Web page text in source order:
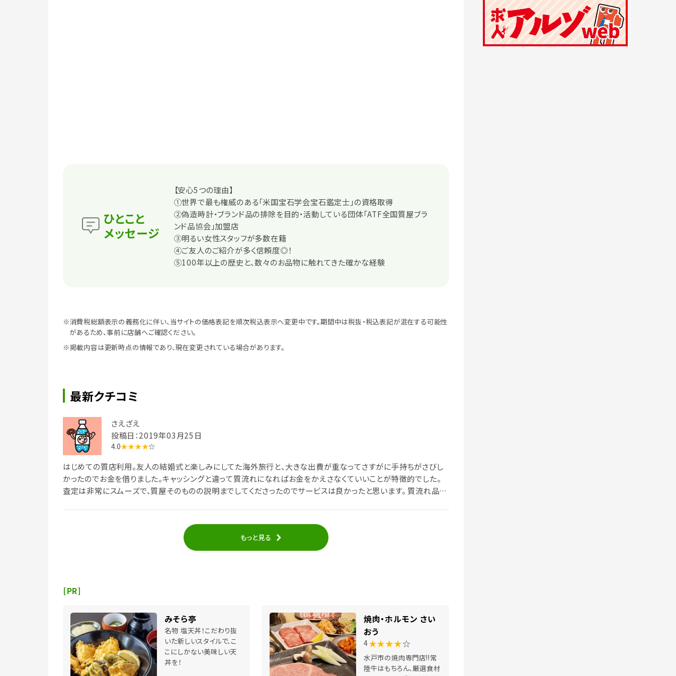
ひとこと
メッセージ
【安心5つの理由】
①世界で最も権威のある「米国宝石学会宝石鑑定士」の資格取得
②偽造時計・ブランド品の排除を目的・活動している団体「ATF全国質屋ブラ
ンド品協会」加盟店
③明るい女性スタッフが多数在籍
④ご友人のご紹介が多く信頼度◎！
⑤100年以上の歴史と、数々のお品物に触れてきた確かな経験
※消費税総額表示の義務化に伴い、当サイトの価格表記を順次税込表示へ変更中です。期間中は税抜・税込表記が混在する可能性
があるため、事前に店舗へご確認ください。
※掲載内容は更新時点の情報であり、現在変更されている場合があります。
最新クチコミ
さえざえ
投稿日：2019年03月25日
4.0★★★★☆
はじめての質店利用。友人の結婚式と楽しみにしてた海外旅行と、大きな出費が重なってさすがに手持ちがさびし
かったのでお金を借りました。キャッシングと違って質流れになればお金をかえさなくていいことが特徴的でした。
査定は非常にスムーズで、質屋そのものの説明までしてくださったのでサービスは良かったと思います。 質流れ品の
もっと見る
[PR]
みそら亭
名物 塩天丼！こだわり抜
いた新しいスタイルで、こ
こにしかない美味しい天
丼を！
焼肉・ホルモン さい
おう
4★★★★☆
水戸市の焼肉専門店!!常
陸牛はもちろん、厳選食材